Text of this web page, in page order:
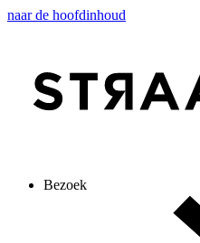
naar de hoofdinhoud
Bezoek